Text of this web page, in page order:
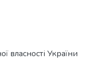
власності України